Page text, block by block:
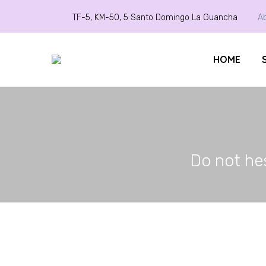
TF-5, KM-50, 5 Santo Domingo La Guancha
HOME
Do not